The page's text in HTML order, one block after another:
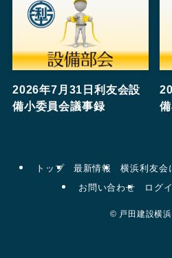
2026年7月31日利友会設
備小委員会議事録
トップ 最新情報 横浜利友会
お問い合わせ
ログ
© 戸田建設横